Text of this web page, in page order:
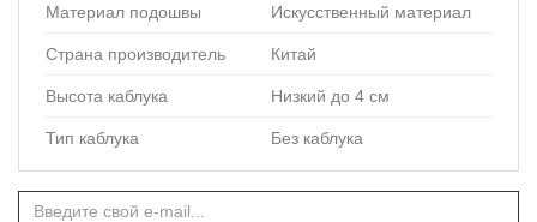
Материал подошвы Искусственный материал
Страна производитель Китай
Высота каблука Низкий до 4 см
Тип каблука Без каблука